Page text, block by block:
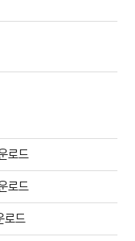
로드
로드
로드